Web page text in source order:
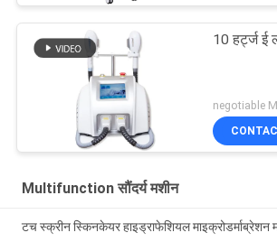
10 हर्ट्ज ई
negotiable
Multifunction सौंदर्य मशीन
टच स्क्रीन स्किनकेयर हाइड्राफेशियल माइक्रोडर्माब्रेशन